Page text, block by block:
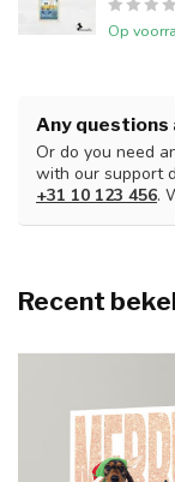
Op
Any
Or do you need
with our support
+31 10 123 456.
Recent